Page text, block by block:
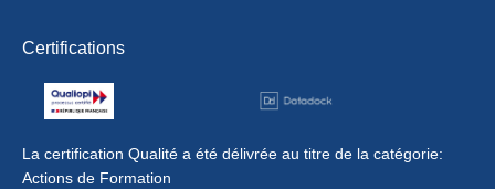
Certifications
La certification Qualité a été délivrée au titre de la catégorie:
Actions de Formation